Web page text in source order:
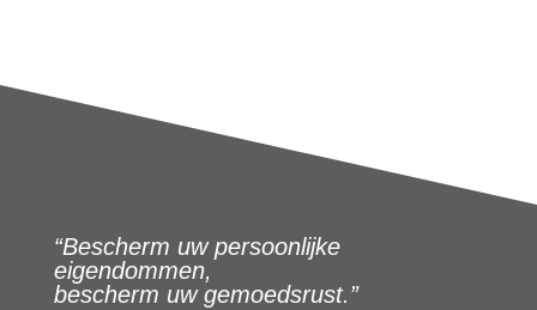
“Bescherm uw persoonlijke
eigendommen,
bescherm uw gemoedsrust.”